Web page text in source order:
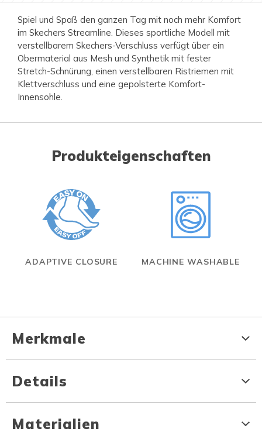
Spiel und Spaß den ganzen Tag mit noch mehr Komfort
im Skechers Streamline. Dieses sportliche Modell mit
verstellbarem Skechers-Verschluss verfügt über ein
Obermaterial aus Mesh und Synthetik mit fester
Stretch-Schnürung, einen verstellbaren Ristriemen mit
Klettverschluss und eine gepolsterte Komfort-
Innensohle.
Produkteigenschaften
ADAPTIVE CLOSURE MACHINE WASHABLE
Merkmale
Details
Materialien